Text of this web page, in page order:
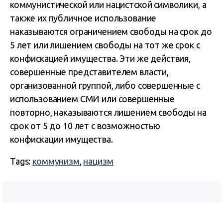
коммунистической или нацистской символики, а
также их публичное использование
наказываются ограничением свободы на срок до
5 лет или лишением свободы на тот же срок с
конфискацией имущества. Эти же действия,
совершенные представителем власти,
организованной группой, либо совершенные с
использованием СМИ или совершенные
повторно, наказываются лишением свободы на
срок от 5 до 10 лет с возможностью
конфискации имущества.
Tags: коммунизм, нацизм